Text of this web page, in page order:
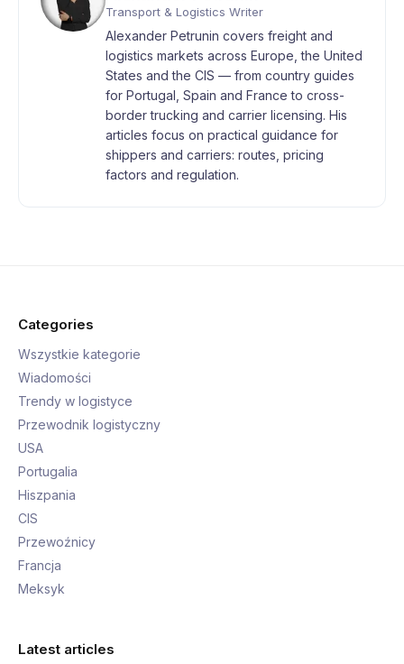
Transport & Logistics Writer
Alexander Petrunin covers freight and
logistics markets across Europe, the United
States and the CIS — from country guides
for Portugal, Spain and France to cross-
border trucking and carrier licensing. His
articles focus on practical guidance for
shippers and carriers: routes, pricing
factors and regulation.
Categories
Wszystkie kategorie
Wiadomości
Trendy w logistyce
Przewodnik logistyczny
USA
Portugalia
Hiszpania
CIS
Przewoźnicy
Francja
Meksyk
Latest articles